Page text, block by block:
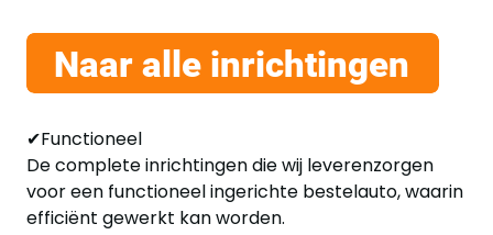
✔Functioneel
De complete inrichtingen die wij leverenzorgen
voor een functioneel ingerichte bestelauto, waarin
efficiënt gewerkt kan worden.